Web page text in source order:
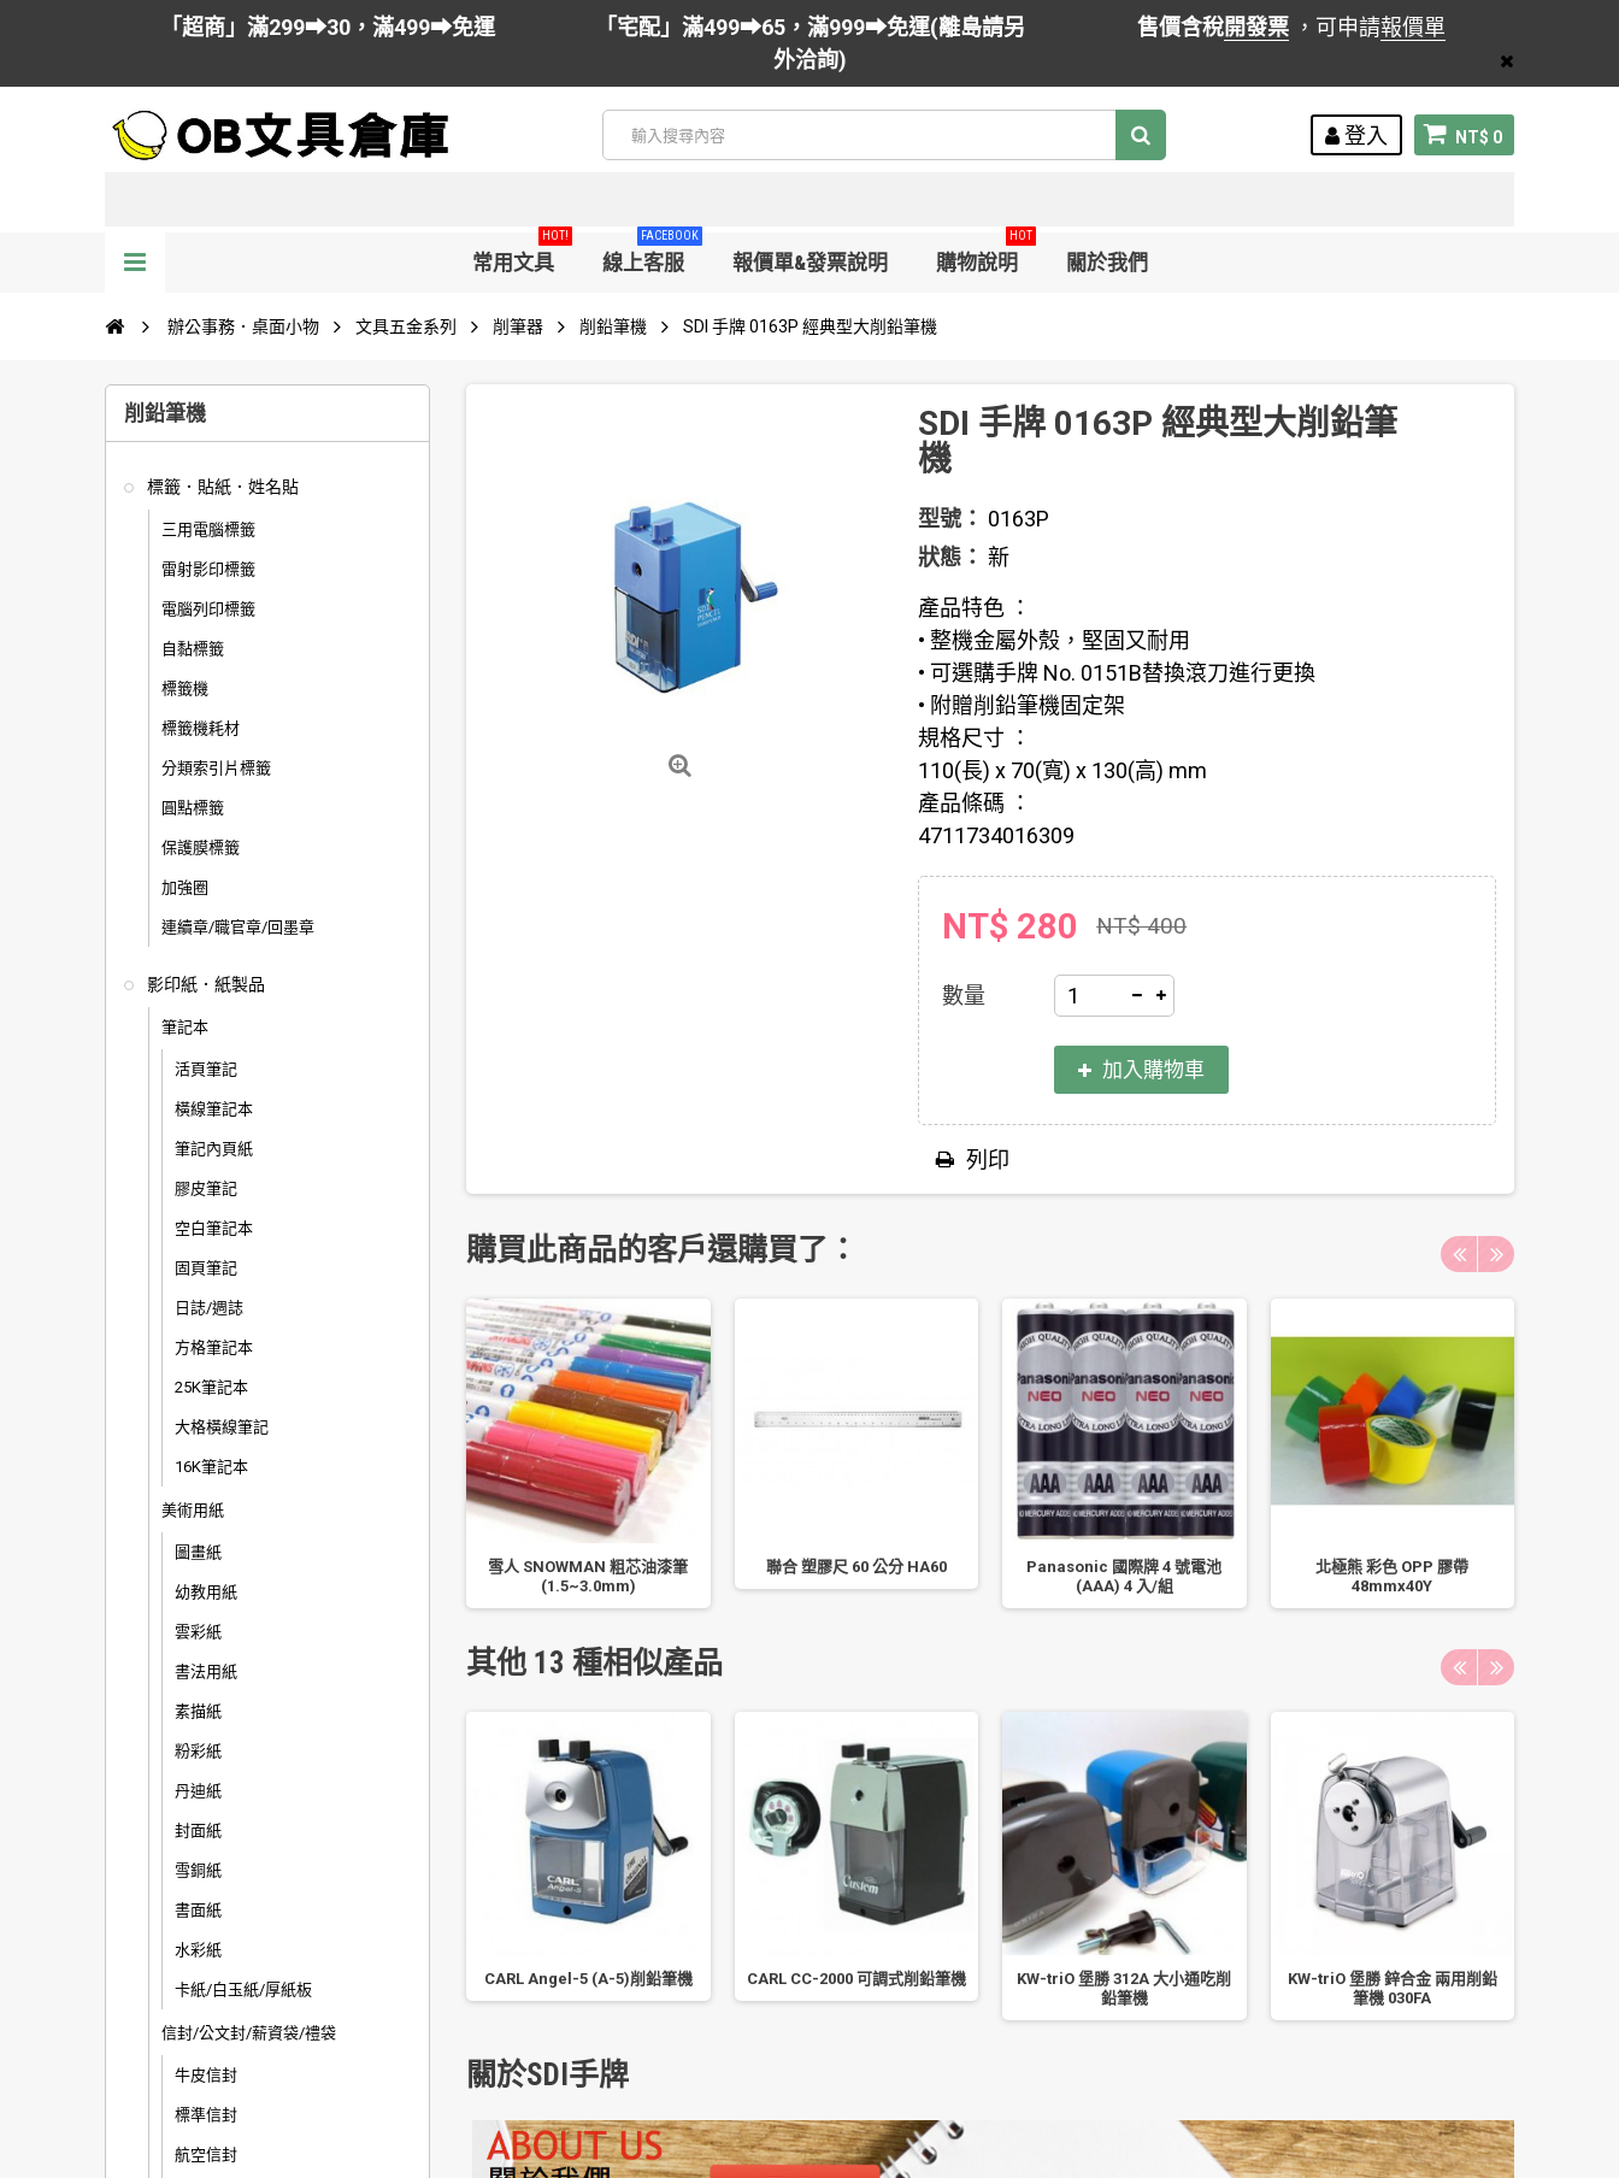
「超商」滿299➡30，滿499➡免運
「宅配」滿499➡65，滿999➡免運(離島請另
外洽詢)
售價含稅開發票 ，可申請報價單
NT$ 0
登入
常用文具
HOT!
線上客服
FACEBOOK
報價單&發票說明 購物說明
HOT
關於我們
辦公事務．桌面小物 文具五金系列 削筆器 削鉛筆機 SDI 手牌 0163P 經典型大削鉛筆機
削鉛筆機
標籤．貼紙．姓名貼
三用電腦標籤
雷射影印標籤
電腦列印標籤
自黏標籤
標籤機
標籤機耗材
分類索引片標籤
圓點標籤
保護膜標籤
加強圈
連續章/職官章/回墨章
影印紙．紙製品
筆記本
活頁筆記
橫線筆記本
筆記內頁紙
膠皮筆記
空白筆記本
固頁筆記
日誌/週誌
方格筆記本
25K筆記本
大格橫線筆記
16K筆記本
美術用紙
圖畫紙
幼教用紙
雲彩紙
書法用紙
素描紙
粉彩紙
丹迪紙
封面紙
雪銅紙
書面紙
水彩紙
卡紙/白玉紙/厚紙板
信封/公文封/薪資袋/禮袋
牛皮信封
標準信封
航空信封
SDI 手牌 0163P 經典型大削鉛筆
機
型號： 0163P
狀態： 新
產品特色 ：
• 整機金屬外殼，堅固又耐用
• 可選購手牌 No. 0151B替換滾刀進行更換
• 附贈削鉛筆機固定架
規格尺寸 ：
110(長) x 70(寬) x 130(高) mm
產品條碼 ：
4711734016309
NT$ 280 NT$ 400
數量
加入購物車
列印
購買此商品的客戶還購買了：
SIMBALION 雄獅 尖頭白板筆
雪人 SNOWMAN 粗芯油漆筆
(1.5~3.0mm)
聯合 塑膠尺 60 公分 HA60
Panasonic 國際牌 4 號電池
(AAA) 4 入/組
北極熊 彩色 OPP 膠帶
48mmx40Y
其他 13 種相似產品
明祥 大小通吃可調式削鉛筆機
MS-210 顏色隨機
CARL Angel-5 (A-5)削鉛筆機 CARL CC-2000 可調式削鉛筆機
KW-triO 堡勝 312A 大小通吃削
鉛筆機
KW-triO 堡勝 鋅合金 兩用削鉛
筆機 030FA
關於SDI手牌